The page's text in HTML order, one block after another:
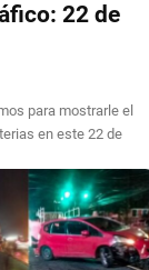
22 de
para mostrarle el
en este 22 de